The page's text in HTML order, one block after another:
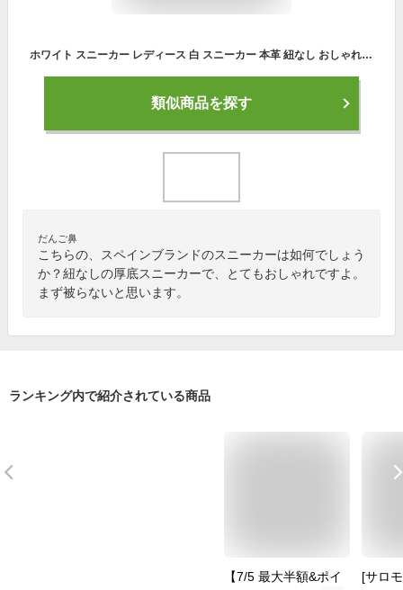
ホワイト スニーカー レディース 白 スニーカー 本革 紐なし おしゃれ 厚底 インヒール 軽量 大きいサイズ 25cm 25.5cm スペイン ブランド DANSI
類似商品を探す
だんご鼻
こちらの、スペインブランドのスニーカーは如何でしょう
か？紐なしの厚底スニーカーで、とてもおしゃれですよ。
まず被らないと思います。
ランキング内で紹介されている商品
【7/5 最大半額&ポイ
[サロ